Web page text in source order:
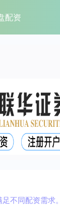
配资
不同配资需求。